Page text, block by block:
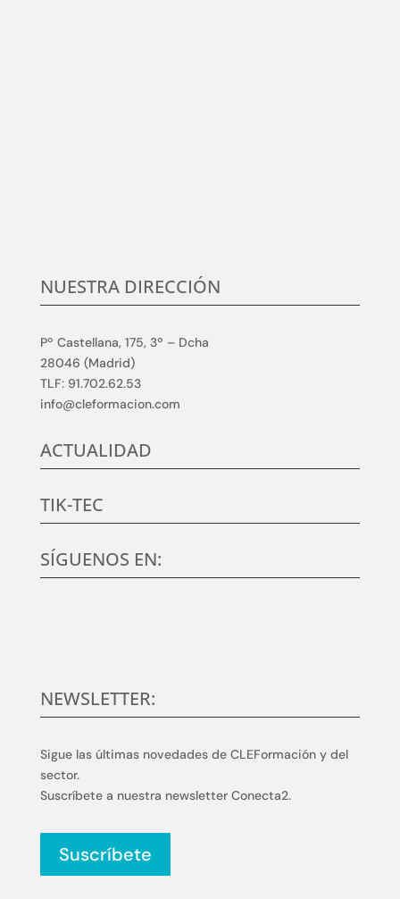
NUESTRA DIRECCIÓN
Pº Castellana, 175, 3º – Dcha
28046 (Madrid)
TLF: 91.702.62.53
info@cleformacion.com
ACTUALIDAD
TIK-TEC
SÍGUENOS EN:
NEWSLETTER:
Sigue las últimas novedades de CLEFormación y del
sector.
Suscríbete a nuestra newsletter Conecta2.
Suscríbete